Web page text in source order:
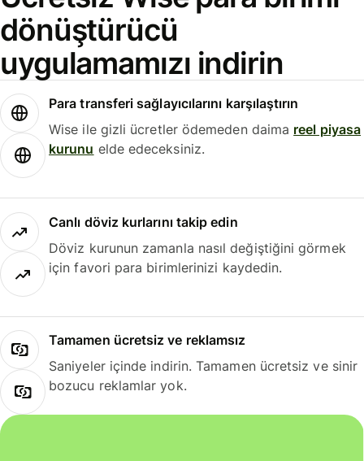
dönüştürücü
uygulamamızı indirin
Para transferi sağlayıcılarını karşılaştırın
Wise ile gizli ücretler ödemeden daima reel piyasa
kurunu elde edeceksiniz.
Canlı döviz kurlarını takip edin
Döviz kurunun zamanla nasıl değiştiğini görmek
için favori para birimlerinizi kaydedin.
Tamamen ücretsiz ve reklamsız
Saniyeler içinde indirin. Tamamen ücretsiz ve sinir
bozucu reklamlar yok.